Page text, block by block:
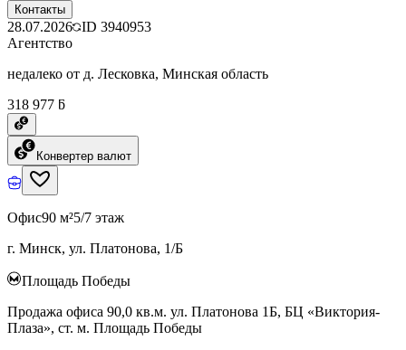
Контакты
28.07.2026 ID 3940953
Агентство
недалеко от д. Лесковка, Минская область
318 977 ƃ
Конвертер валют
Офис90 м²5/7 этаж
г. Минск, ул. Платонова, 1/Б
Площадь Победы
Продажа офиса 90,0 кв.м. ул. Платонова 1Б, БЦ «Виктория-
Плаза», ст. м. Площадь Победы